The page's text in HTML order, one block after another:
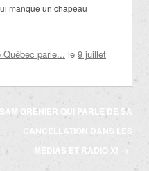
manque un chapeau
Québec parle... le 9 juillet
SAM GRENIER QUI PARLE DE SA
CANCELLATION DANS LES
MÉDIAS ET RADIO X! →